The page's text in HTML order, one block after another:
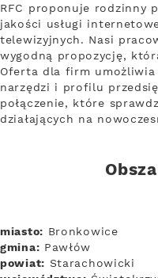
RFC proponuje rodzinny
jakości usługi
telewizyjnych. Nasi
wygodną propozycję,
Oferta dla firm
narzędzi i profilu
połączenie, które
działających na
miasto: Bronkowice
gmina: Pawłów
powiat: Starachowicki